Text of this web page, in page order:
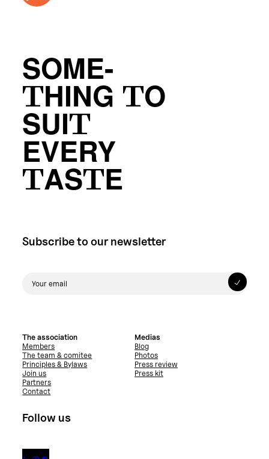
SOME-
THING TO
SUIT
EVERY
TASTE
Subscribe to our newsletter
The association
Members
The team & comitee
Principles & Bylaws
Join us
Partners
Contact
Medias
Blog
Photos
Press review
Press kit
Follow us